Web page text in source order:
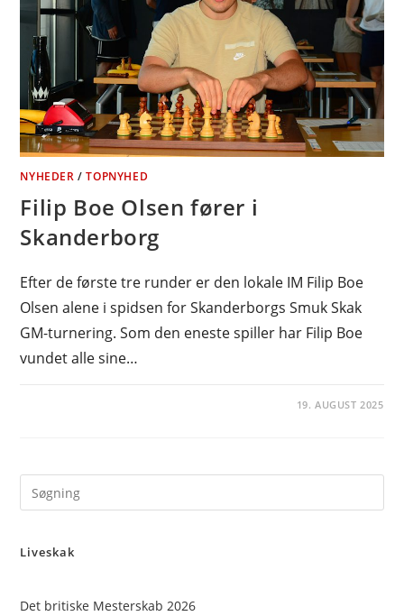
NYHEDER /TOPNYHED
Filip Boe Olsen fører i
Skanderborg
Efter de første tre runder er den lokale IM Filip Boe
Olsen alene i spidsen for Skanderborgs Smuk Skak
GM-turnering. Som den eneste spiller har Filip Boe
vundet alle sine…
19. AUGUST 2025
Liveskak
Det britiske Mesterskab 2026